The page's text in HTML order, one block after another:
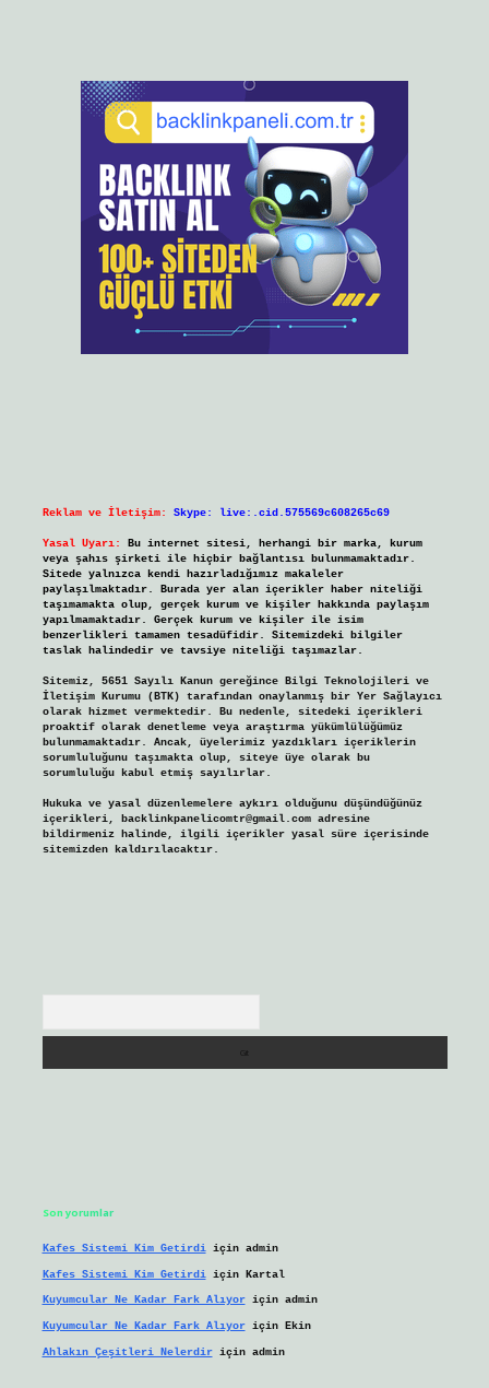
Reklam ve İletişim: Skype: live:.cid.575569c608265c69
Yasal Uyarı:
Bu internet sitesi, herhangi bir marka, kurum
veya şahıs şirketi ile hiçbir bağlantısı bulunmamaktadır.
Sitede yalnızca kendi hazırladığımız makaleler
paylaşılmaktadır. Burada yer alan içerikler haber niteliği
taşımamakta olup, gerçek kurum ve kişiler hakkında paylaşım
yapılmamaktadır. Gerçek kurum ve kişiler ile isim
benzerlikleri tamamen tesadüfidir. Sitemizdeki bilgiler
taslak halindedir ve tavsiye niteliği taşımazlar.
Sitemiz, 5651 Sayılı Kanun gereğince Bilgi Teknolojileri ve
İletişim Kurumu (BTK) tarafından onaylanmış bir Yer Sağlayıcı
olarak hizmet vermektedir. Bu nedenle, sitedeki içerikleri
proaktif olarak denetleme veya araştırma yükümlülüğümüz
bulunmamaktadır. Ancak, üyelerimiz yazdıkları içeriklerin
sorumluluğunu taşımakta olup, siteye üye olarak bu
sorumluluğu kabul etmiş sayılırlar.
Hukuka ve yasal düzenlemelere aykırı olduğunu düşündüğünüz
içerikleri, backlinkpanelicomtr@gmail.comadresine
bildirmeniz halinde, ilgili içerikler yasal süre içerisinde
sitemizden kaldırılacaktır.
Son yorumlar
Kafes Sistemi Kim Getirdiiçin admin
Kafes Sistemi Kim Getirdiiçin Kartal
Kuyumcular Ne Kadar Fark Alıyoriçin admin
Kuyumcular Ne Kadar Fark Alıyoriçin Ekin
Ahlakın Çeşitleri Nelerdiriçin admin